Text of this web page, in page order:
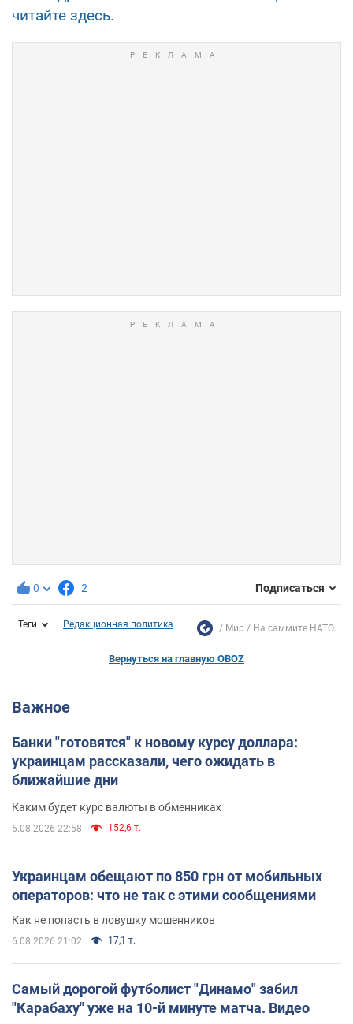
читайте здесь.
0 2 Подписаться
Теги Редакционная политика Мир На саммите НАТО...
Вернуться на главную OBOZ
Важное
Банки "готовятся" к новому курсу доллара:
украинцам рассказали, чего ожидать в
ближайшие дни
Каким будет курс валюты в обменниках
6.08.2026 22:58 152,6 т.
Украинцам обещают по 850 грн от мобильных
операторов: что не так с этими сообщениями
Как не попасть в ловушку мошенников
6.08.2026 21:02 17,1 т.
Самый дорогой футболист "Динамо" забил
"Карабаху" уже на 10-й минуте матча. Видео